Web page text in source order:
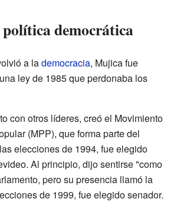
política democrática
a lademocracia, Mujica fue
ley de 1985 que perdonaba los
con otros líderes, creó el Movimiento
(MPP), que forma parte del
elecciones de 1994, fue elegido
Al principio, dijo sentirse "como
pero su presencia llamó la
de 1999, fue elegido senador.